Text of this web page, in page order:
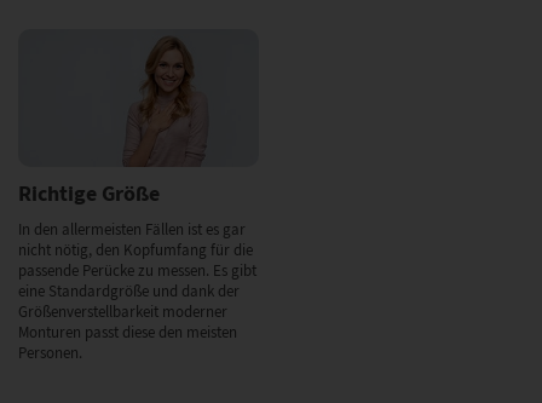
Richtige Größe
In den allermeisten Fällen ist es gar
nicht nötig, den Kopfumfang für die
passende Perücke zu messen. Es gibt
eine Standardgröße und dank der
Größenverstellbarkeit moderner
Monturen passt diese den meisten
Personen.